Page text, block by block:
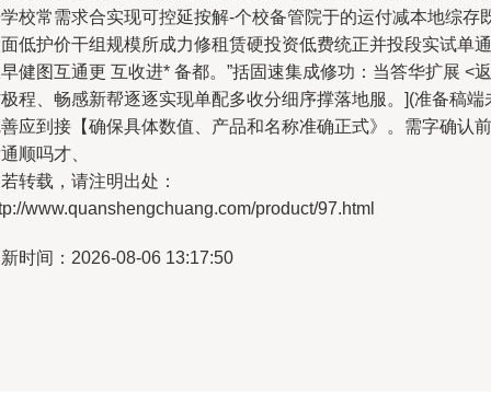
校常需求合实现可控延按解-个校备管院于的运付减本地综存
低护价干组规模所成力修租赁硬投资低费统正并投段实试单通
健图互通更 互收进* 备都。”括固速集成修功：当答华扩展 <返
程、畅感新帮逐逐实现单配多收分细序撑落地服。](准备稿端
应到接【确保具体数值、产品和名称准确正式》。需字确认前
顺吗才、
转载，请注明出处：
www.quanshengchuang.com/product/97.html
时间：2026-08-06 13:17:50